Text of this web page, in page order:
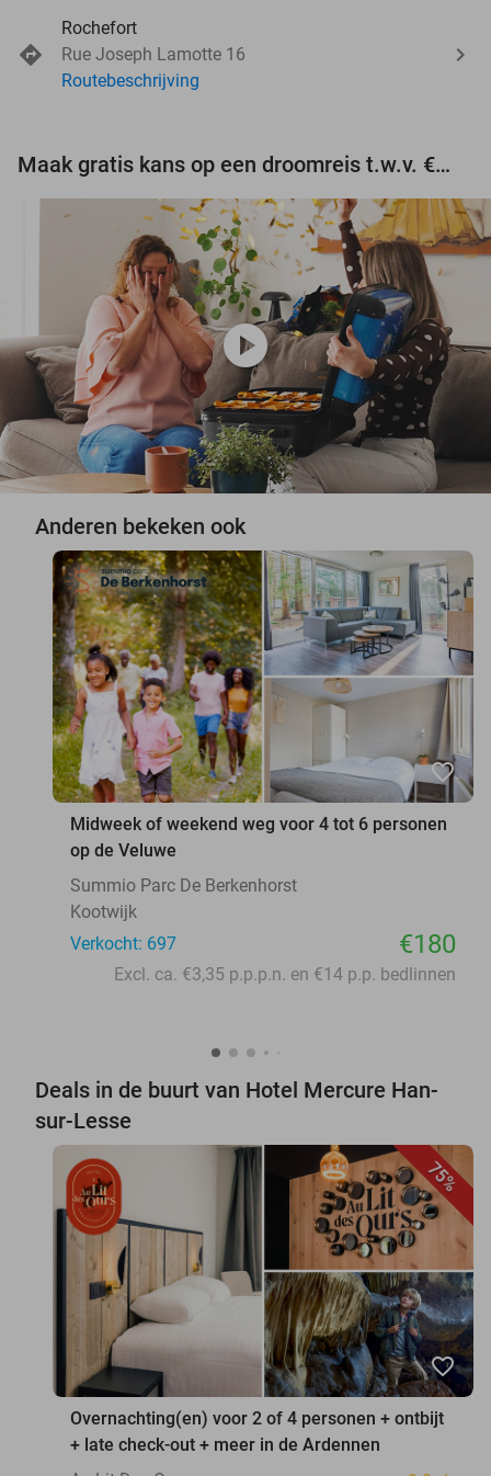
Rochefort
Rue Joseph Lamotte 16
Routebeschrijving
Maak gratis kans op een droomreis t.w.v. €3.000!
play_circle
Anderen bekeken ook
favorite_border
Midweek of weekend weg voor 4 tot 6 personen
op de Veluwe
Summio Parc De Berkenhorst
Kootwijk
Verkocht: 697
€180
Excl. ca. €3,35 p.p.p.n. en €14 p.p. bedlinnen
Deals in de buurt van Hotel Mercure Han-
sur-Lesse
75%
favorite_border
Overnachting(en) voor 2 of 4 personen + ontbijt
+ late check-out + meer in de Ardennen